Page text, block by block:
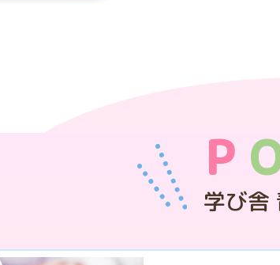
P
学び舎